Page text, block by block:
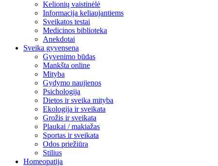
Kelionių vaistinėlė
Informacija keliaujantiems
Sveikatos testai
Medicinos biblioteka
Anekdotai
Sveika gyvensena
Gyvenimo būdas
Mankšta online
Mityba
Gydymo naujienos
Psichologija
Dietos ir sveika mityba
Ekologija ir sveikata
Grožis ir sveikata
Plaukai / makiažas
Sportas ir sveikata
Odos priežiūra
Stilius
Homeopatija